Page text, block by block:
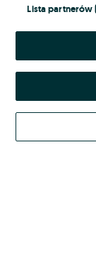
Nie pamiętasz
Kontynuując za
Lista